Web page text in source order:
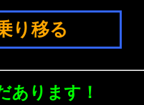
り移る
あります！